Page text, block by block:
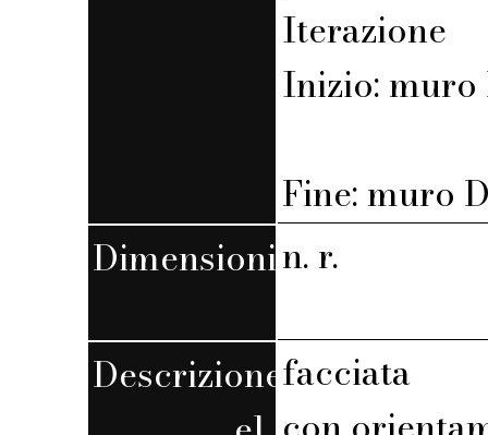
Iterazione
Inizio: muro
Fine: muro
Dimensionin. r.
Descrizionefacciata